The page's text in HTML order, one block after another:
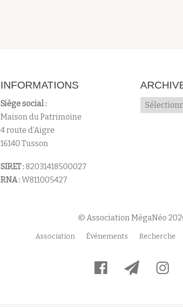
INFORMATIONS
Siège social :
Maison du Patrimoine
4 route d’Aigre
16140 Tusson
SIRET :82031418500027
RNA :W811005427
Archives
© Association MégaNéo
Association Événements Recherche
fa-
fa-